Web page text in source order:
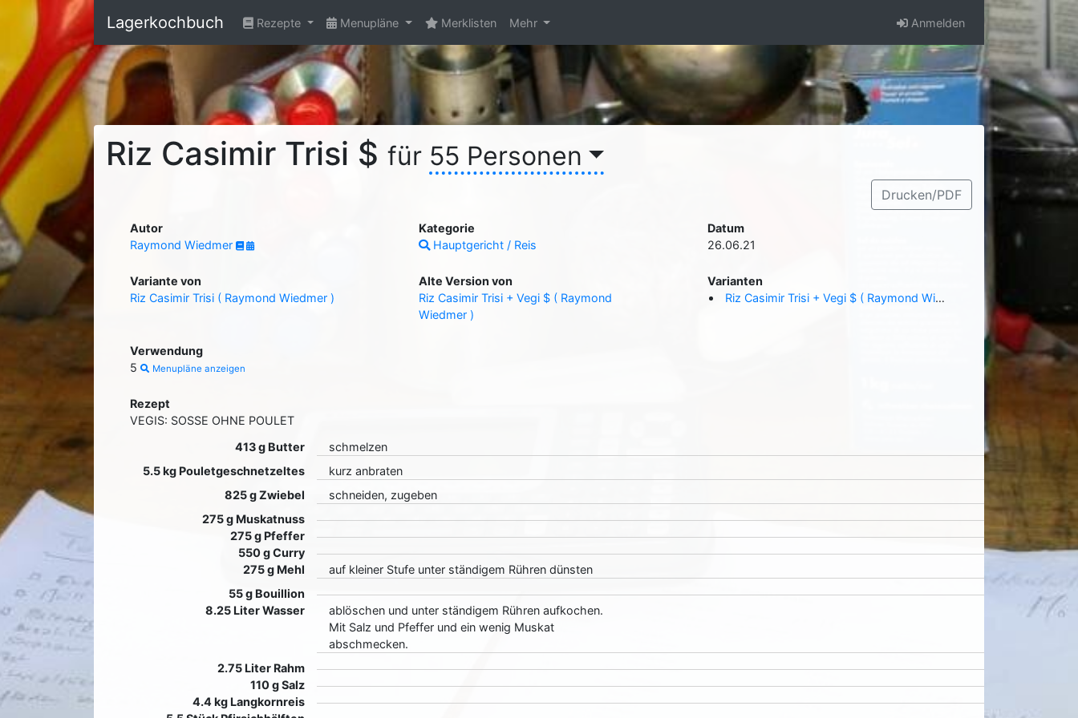
Lagerkochbuch Rezepte Menupläne Merklisten Mehr Anmelden
Riz Casimir Trisi $ für 55 Personen
Drucken/PDF
Autor
Raymond Wiedmer
Kategorie
Hauptgericht / Reis
Datum
26.06.21
Variante von
Riz Casimir Trisi ( Raymond Wiedmer )
Alte Version von
Riz Casimir Trisi + Vegi $ ( Raymond
Wiedmer )
Varianten
Riz Casimir Trisi + Vegi $ ( Raymond Wiedmer )
Verwendung
5
Menupläne anzeigen
Rezept
VEGIS: SOSSE OHNE POULET
413 g Butter
schmelzen
5.5 kg Pouletgeschnetzeltes
kurz anbraten
825 g Zwiebel
schneiden, zugeben
275 g Muskatnuss
275 g Pfeffer
550 g Curry
275 g Mehl
auf kleiner Stufe unter ständigem Rühren dünsten
55 g Bouillion
8.25 Liter Wasser
ablöschen und unter ständigem Rühren aufkochen.
Mit Salz und Pfeffer und ein wenig Muskat
abschmecken.
2.75 Liter Rahm
110 g Salz
4.4 kg Langkornreis